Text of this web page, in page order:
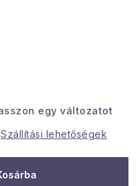
az áruka
egy változatot
Szállítási lehetőségek